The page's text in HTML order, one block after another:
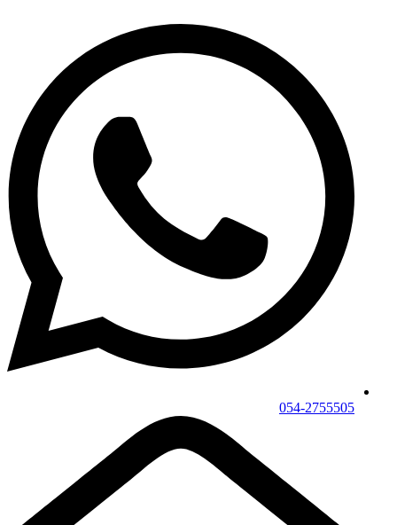
054-2755505